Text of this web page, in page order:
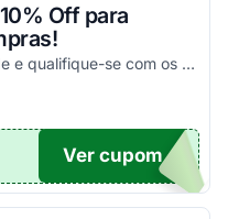
Off para
Aproveite mais essa oportunidade e qualifique-se com os cursos pelo menor preço possível!
TEI
Ver cupom